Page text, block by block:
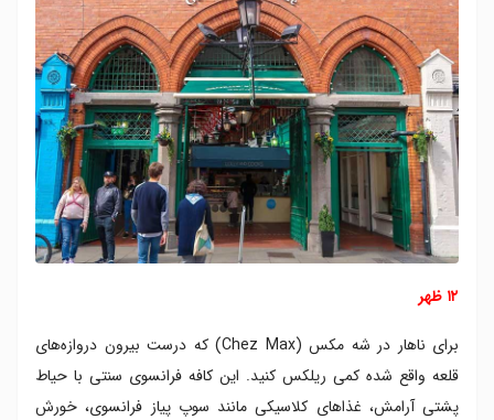
۱۲ ظهر
برای ناهار در شه مکس (Chez Max) که درست بیرون دروازه‌های
قلعه واقع شده کمی ریلکس کنید. این کافه فرانسوی سنتی با حیاط
پشتی آرامش، غذاهای کلاسیکی مانند سوپ پیاز فرانسوی، خورش